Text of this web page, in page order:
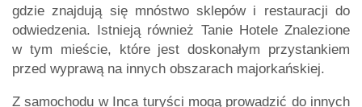
gdzie znajdują się mnóstwo sklepów i restauracji do
odwiedzenia. Istnieją również Tanie Hotele Znalezione
w tym mieście, które jest doskonałym przystankiem
przed wyprawą na innych obszarach majorkańskiej.
Z samochodu w Inca turyści mogą prowadzić do innych